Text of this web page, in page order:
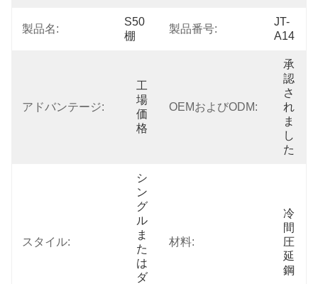
製品名:
S50
棚
製品番号:
JT-
A14
アドバンテージ:
工
場
価
格
OEMおよびODM:
承
認
さ
れ
ま
し
た
スタイル:
シ
ン
グ
ル
ま
た
は
ダ
材料:
冷
間
圧
延
鋼